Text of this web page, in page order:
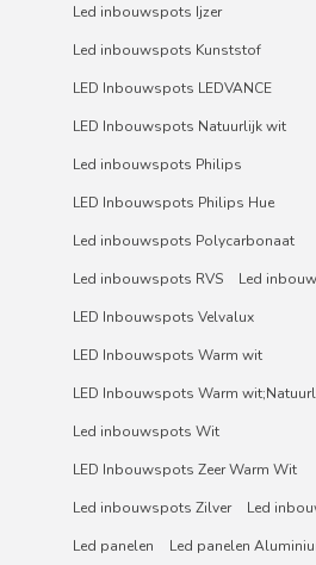
Led inbouwspots Ijzer
Led inbouwspots Kunststof
LED Inbouwspots LEDVANCE
LED Inbouwspots Natuurlijk wit
Led inbouwspots Philips
LED Inbouwspots Philips Hue
Led inbouwspots Polycarbonaat
Led inbouwspots RVS
Led
LED Inbouwspots Velvalux
LED Inbouwspots Warm wit
LED Inbouwspots Warm
Led inbouwspots Wit
LED Inbouwspots Zeer Warm Wit
Led inbouwspots Zilver
Led
Led panelen
Led panelen